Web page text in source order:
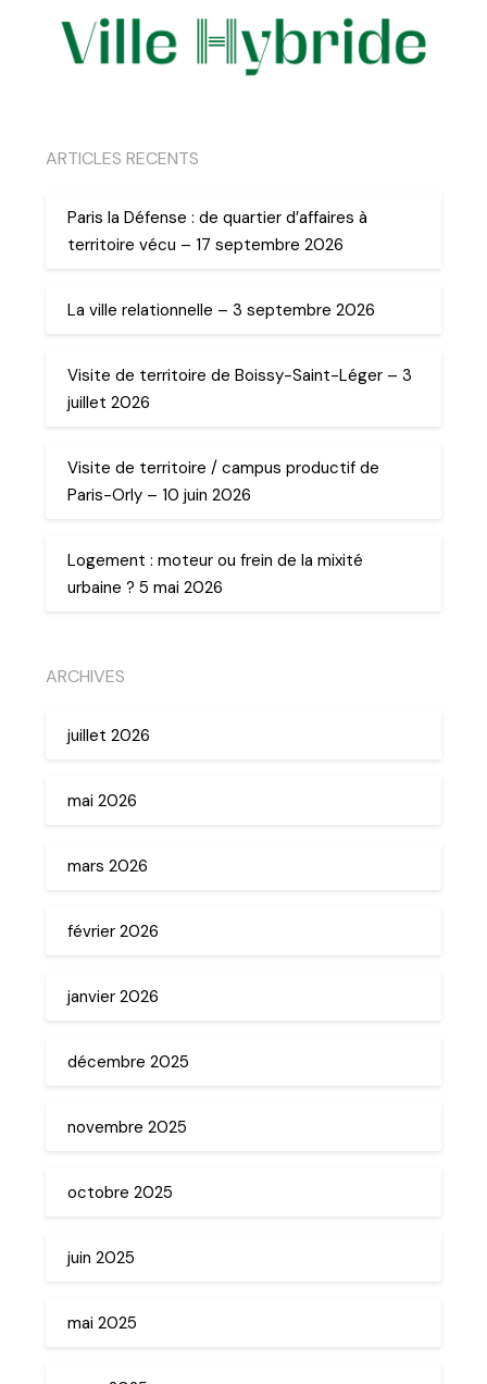
ARTICLES RECENTS
Paris la Défense : de quartier d’affaires à
territoire vécu – 17 septembre 2026
La ville relationnelle – 3 septembre 2026
Visite de territoire de Boissy-Saint-Léger – 3
juillet 2026
Visite de territoire / campus productif de
Paris-Orly – 10 juin 2026
Logement : moteur ou frein de la mixité
urbaine ? 5 mai 2026
ARCHIVES
juillet 2026
mai 2026
mars 2026
février 2026
janvier 2026
décembre 2025
novembre 2025
octobre 2025
juin 2025
mai 2025